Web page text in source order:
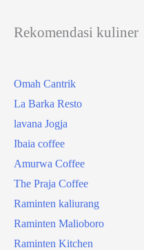
Rekomendasi kuliner
Omah Cantrik
La Barka Resto
lavana Jogja
Ibaia coffee
Amurwa Coffee
The Praja Coffee
Raminten kaliurang
Raminten Malioboro
Raminten Kitchen